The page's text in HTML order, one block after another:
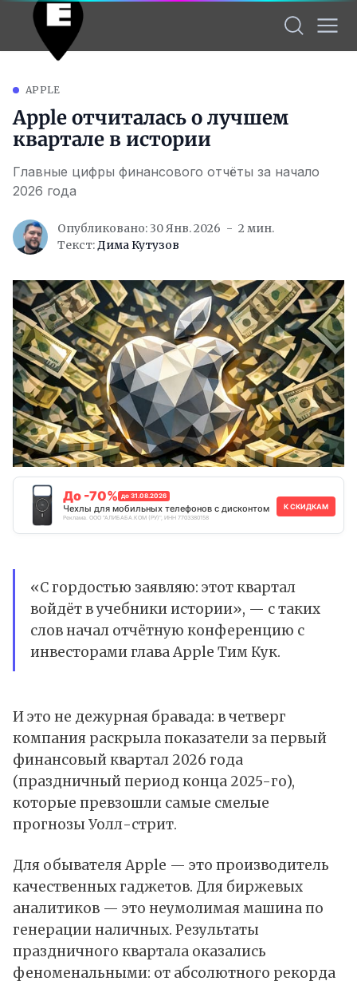
APPLE
Apple отчиталась о лучшем
квартале в истории
Главные цифры финансового отчёты за начало
2026 года
Опубликовано: 30 Янв. 2026
2 мин.
Текст:Дима Кутузов
До -70% до 31.08.2026
Чехлы для мобильных телефонов с дисконтом
Реклама. ООО "АЛИБАБА.КОМ (РУ)", ИНН 7703380158
К СКИДКАМ
«С гордостью заявляю: этот квартал
войдёт в учебники истории», — с таких
слов начал отчётную конференцию с
инвесторами глава Apple Тим Кук.
И это не дежурная бравада: в четверг
компания раскрыла показатели за первый
финансовый квартал 2026 года
(праздничный период конца 2025-го),
которые превзошли самые смелые
прогнозы Уолл-стрит.
Для обывателя Apple — это производитель
качественных гаджетов. Для биржевых
аналитиков — это неумолимая машина по
генерации наличных. Результаты
праздничного квартала оказались
феноменальными: от абсолютного рекорда